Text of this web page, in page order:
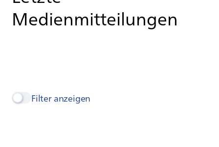
Medienmitteilungen
Filter anzeigen